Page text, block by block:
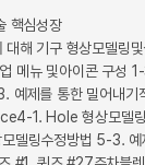
핵심성장
해 기구 형상모델링
메뉴 및아이콘 구성
제를 통한 밀어내
1. Hole 형상모
링수정방법 5-3. 예